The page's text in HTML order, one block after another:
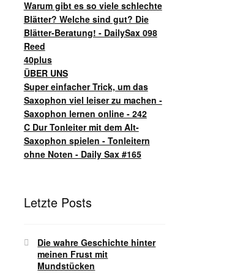
Warum gibt es so viele schlechte
Blätter? Welche sind gut? Die
Blätter-Beratung! - DailySax 098
Reed
40plus
ÜBER UNS
Super einfacher Trick, um das
Saxophon viel leiser zu machen -
Saxophon lernen online - 242
C Dur Tonleiter mit dem Alt-
Saxophon spielen - Tonleitern
ohne Noten - Daily Sax #165
Letzte Posts
Die wahre Geschichte hinter
meinen Frust mit
Mundstücken